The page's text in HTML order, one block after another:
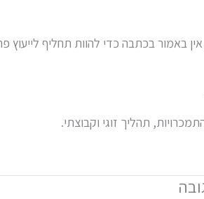
באמור בכתבה כדי להוות תחליף לייעוץ
תהליך זוגי וקבוצתי.